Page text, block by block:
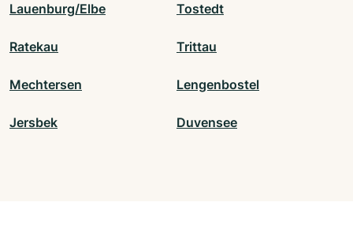
Lauenburg/Elbe Tostedt
Ratekau Trittau
Mechtersen Lengenbostel
Jersbek Duvensee